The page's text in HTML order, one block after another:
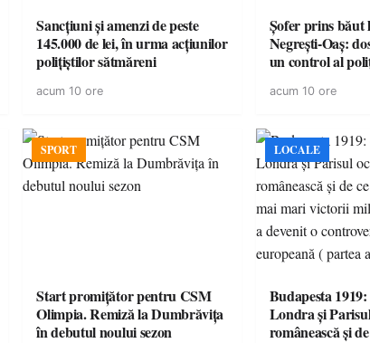
Sancțiuni și amenzi de peste
145.000 de lei, în urma acțiunilor
polițiștilor sătmăreni
acum 10 ore
Șofer prins băut
Negrești-Oaș:
un control al
acum 10 ore
SPORT
Start promițător pentru CSM
Olimpia. Remiză la Dumbrăvița
în debutul noului sezon
LOCALE
Budapesta
Londra și
românească și